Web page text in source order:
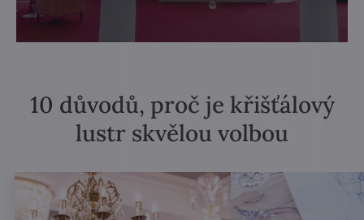
10 důvodů, proč je křišťálový
lustr skvělou volbou